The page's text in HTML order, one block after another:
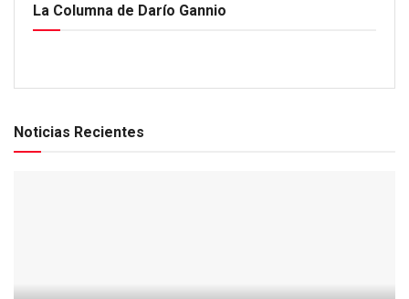
La Columna de Darío Gannio
Noticias Recientes